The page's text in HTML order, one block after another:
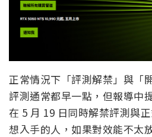
正常情況下「評測解禁」與「
評測通常都早一點，但報導中
在 5 月 19 日同時解禁評測與
想入手的人，如果對效能不太